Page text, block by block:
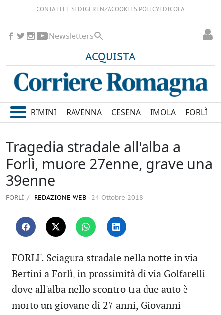
CONTATTI E SEDIGERENZACOOKIES POLICYEDICOLA
ACQUISTA
Newsletters
RIMINI RAVENNA CESENA IMOLA FORLÌ
Tragedia stradale all'alba a
Forlì, muore 27enne, grave una
39enne
FORLÌ REDAZIONE WEB 24 Ottobre 2018
FORLI'. Sciagura stradale nella notte in via
Bertini a Forlì, in prossimità di via Golfarelli
dove all'alba nello scontro tra due auto è
morto un giovane di 27 anni, Giovanni